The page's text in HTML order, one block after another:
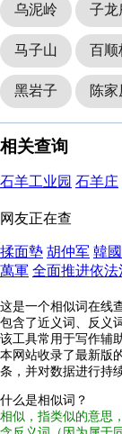
乌泥岭 子龙
马子山 百顺
黑岩子 陈家
相关查询
石羊工业园 石羊庄
网友正在查
揉面墊 胡仲军 韓
萬軍 全面推进依法
这是一个相似词在线
包含了近义词、反义
该工具常用于写作辅
本网站收录了最新版
条，并对数据进行持
什么是相似词？
相似，指类似的意思